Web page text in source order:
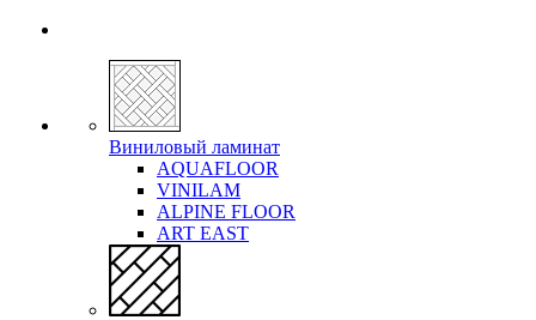
Виниловый ламинат
AQUAFLOOR
VINILAM
ALPINE FLOOR
ART EAST